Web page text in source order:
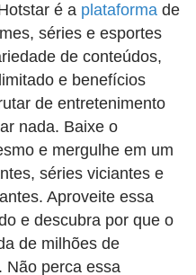
é a plataforma de
séries e esportes
de conteúdos,
e benefícios
de entretenimento
nada. Baixe o
e mergulhe em um
séries viciantes e
Aproveite essa
e descubra por que o
de milhões de
Não perca essa